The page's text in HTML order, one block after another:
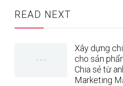
READ NEXT
Xây dựng
cho sản
Chia sẻ từ
Marketing